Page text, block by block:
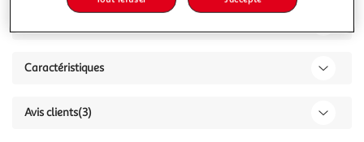
Caractéristiques
Avis clients(3)